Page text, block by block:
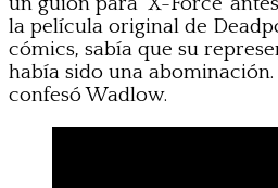
la película original de
cómics, sabía que su
había sido una
confesó Wadlow.